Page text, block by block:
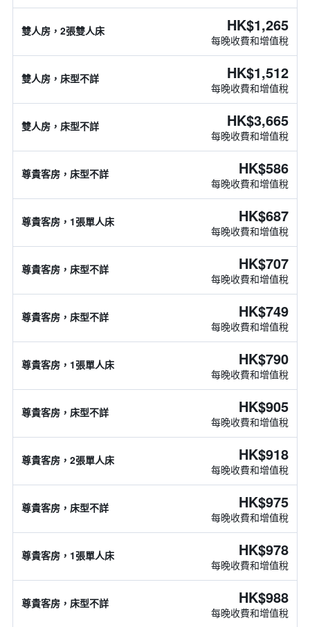
雙人房，2張雙人床 HK$1,265
每晚收費和增值稅
雙人房，床型不詳 HK$1,512
每晚收費和增值稅
雙人房，床型不詳 HK$3,665
每晚收費和增值稅
尊貴客房，床型不詳 HK$586
每晚收費和增值稅
尊貴客房，1張單人床 HK$687
每晚收費和增值稅
尊貴客房，床型不詳 HK$707
每晚收費和增值稅
尊貴客房，床型不詳 HK$749
每晚收費和增值稅
尊貴客房，1張單人床 HK$790
每晚收費和增值稅
尊貴客房，床型不詳 HK$905
每晚收費和增值稅
尊貴客房，2張單人床 HK$918
每晚收費和增值稅
尊貴客房，床型不詳 HK$975
每晚收費和增值稅
尊貴客房，1張單人床 HK$978
每晚收費和增值稅
尊貴客房，床型不詳 HK$988
每晚收費和增值稅